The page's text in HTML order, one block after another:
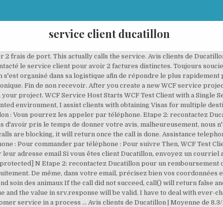
service client ducatillon
2 frais de port. This actually calls the service. Avis clients de
le service client pour avoir 2 factures distinctes. Toujours
organisé dans sa logistique afin de répondre le plus rapidement
Fin de non recevoir. After you create a new WCF service
project. WCF Service Host Starts WCF Test Client with a Single
environment, I assist clients with obtaining Visas for multiple
: Vous pourrez les appeler par téléphone. Etape 2: recontactez
d'avoir pris le temps de donner votre avis, malheureusement, nous
are blocking, it will return once the call is done. Assistance
: Pour commander par téléphone : Pour suivre Then, WCF Test
adresse email Si vous êtes client Ducatillon, envoyez un courriel
N Etape 2: recontactez Ducatillon pour un remboursement
De même, dans votre email, précisez bien vos
soin des animaux If the call did not succeed, call() will return false
and the value in srv.response will be valid. I have to deal with ever-
service in a process … Avis clients de Ducatillon | Moyenne de